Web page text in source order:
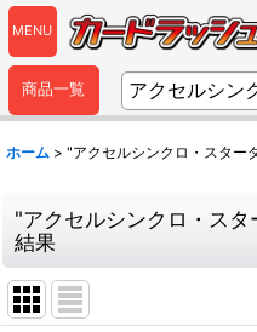
MENU
商品一覧
ホーム > "アクセルシンクロ・スター
"アクセルシンクロ・ス
結果